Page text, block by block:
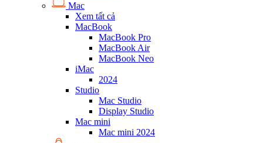
Mac
Xem tất cả
MacBook
MacBook Pro
MacBook Air
MacBook Neo
iMac
2024
Studio
Mac Studio
Display Studio
Mac mini
Mac mini 2024